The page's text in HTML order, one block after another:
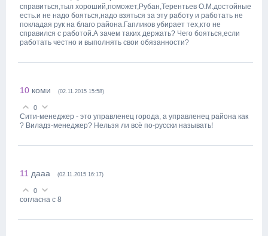
справиться,тыл хороший,поможет,Рубан,Терентьев О.М.достойные
есть.и не надо бояться,надо взяться за эту работу и работать не
покладая рук на благо района.Гапликов убирает тех,кто не
справился с работой.А зачем таких держать? Чего бояться,если
работать честно и выполнять свои обязанности?
10 коми (02.11.2015 15:58)
0
Сити-менеджер - это управленец города, а управленец района как
? Виладз-менеджер? Нельзя ли всё по-русски называть!
11 дааа (02.11.2015 16:17)
0
согласна с 8